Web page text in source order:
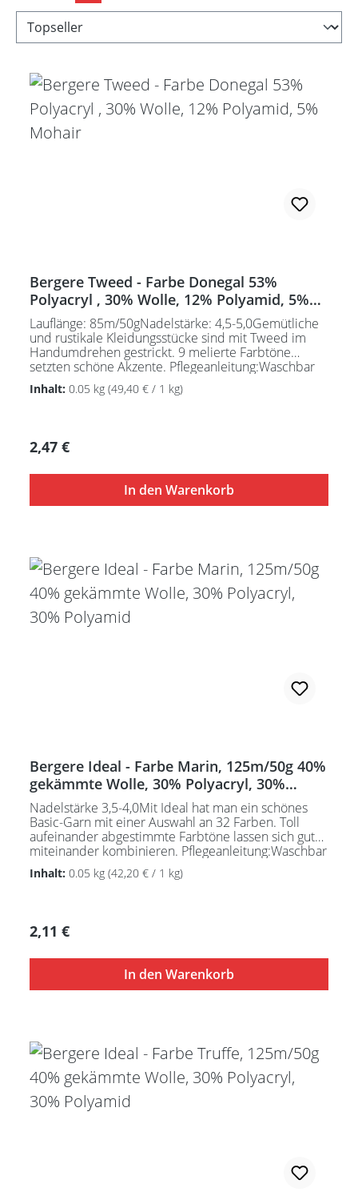
Bergere Tweed - Farbe Donegal 53%
Polyacryl , 30% Wolle, 12% Polyamid, 5%
Mohair
Lauflänge: 85m/50gNadelstärke: 4,5-5,0Gemütliche
und rustikale Kleidungsstücke sind mit Tweed im
Handumdrehen gestrickt. 9 melierte Farbtöne
setzten schöne Akzente. Pflegeanleitung:Waschbar
bei 30°C - sehr schonend / Wolle(Wollschleudern /
nicht schleudern)
Inhalt: 0.05 kg (49,40 € / 1 kg)
Regulärer Preis:
2,47 €
In den Warenkorb
Bergere Ideal - Farbe Marin, 125m/50g 40%
gekämmte Wolle, 30% Polyacryl, 30%
Polyamid
Nadelstärke 3,5-4,0Mit Ideal hat man ein schönes
Basic-Garn mit einer Auswahl an 32 Farben. Toll
aufeinander abgestimmte Farbtöne lassen sich gut
miteinander kombinieren. Pflegeanleitung:Waschbar
bei 30°C - sehr schonend / Wolle(Wollschleudern /
nicht schleudern)
Inhalt: 0.05 kg (42,20 € / 1 kg)
Regulärer Preis:
2,11 €
In den Warenkorb